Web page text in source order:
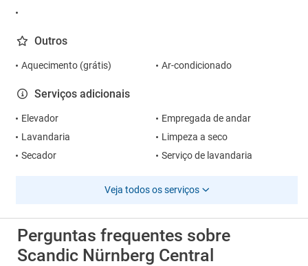
Outros
Aquecimento (grátis) Ar-condicionado
Serviços adicionais
Elevador
Empregada de andar
Lavandaria
Limpeza a seco
Secador
Serviço de lavandaria
Veja todos os serviços
Perguntas frequentes sobre
Scandic Nürnberg Central